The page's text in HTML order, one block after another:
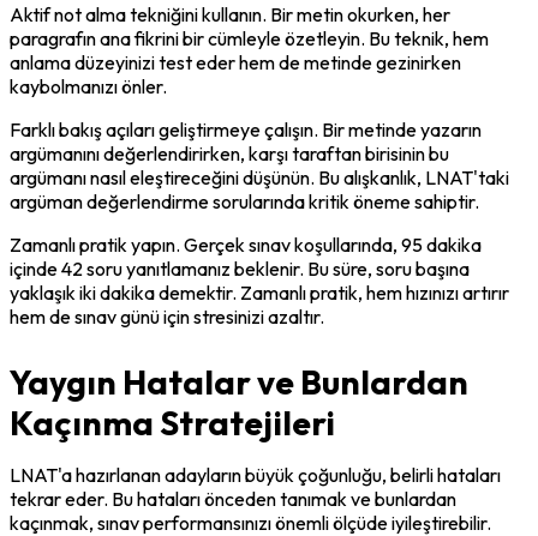
Aktif not alma tekniğini kullanın. Bir metin okurken, her
paragrafın ana fikrini bir cümleyle özetleyin. Bu teknik, hem
anlama düzeyinizi test eder hem de metinde gezinirken
kaybolmanızı önler.
Farklı bakış açıları geliştirmeye çalışın. Bir metinde yazarın
argümanını değerlendirirken, karşı taraftan birisinin bu
argümanı nasıl eleştireceğini düşünün. Bu alışkanlık, LNAT'taki
argüman değerlendirme sorularında kritik öneme sahiptir.
Zamanlı pratik yapın. Gerçek sınav koşullarında, 95 dakika
içinde 42 soru yanıtlamanız beklenir. Bu süre, soru başına
yaklaşık iki dakika demektir. Zamanlı pratik, hem hızınızı artırır
hem de sınav günü için stresinizi azaltır.
Yaygın Hatalar ve Bunlardan
Kaçınma Stratejileri
LNAT'a hazırlanan adayların büyük çoğunluğu, belirli hataları
tekrar eder. Bu hataları önceden tanımak ve bunlardan
kaçınmak, sınav performansınızı önemli ölçüde iyileştirebilir.